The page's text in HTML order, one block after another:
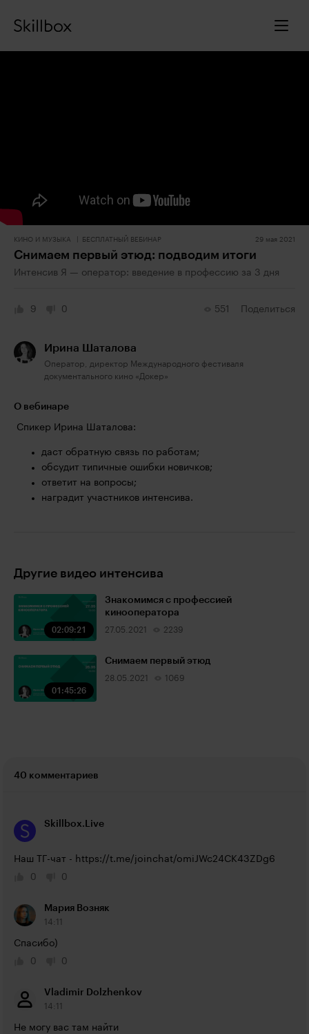
КИНО И МУЗЫКА БЕСПЛАТНЫЙ ВЕБИНАР 29 мая 2021
Снимаем первый этюд: подводим итоги
Интенсив Я — оператор: введение в профессию за 3 дня
9 0 551 Поделиться
Ирина Шаталова
Оператор, директор Международного фестиваля
документального кино «Докер»
О вебинаре
Спикер Ирина Шаталова:
даст обратную связь по работам;
обсудит типичные ошибки новичков;
ответит на вопросы;
наградит участников интенсива.
Другие видео интенсива
02:09:21
Знакомимся с профессией
кинооператора
27.05.2021 2239
01:45:26
Снимаем первый этюд
28.05.2021 1069
40 комментариев
Skillbox.Live
Наш ТГ-чат - https://t.me/joinchat/omiJWc24CK43ZDg6
0
0
Мария Возняк
14:11
Спасибо)
0
0
Vladimir Dolzhenkov
14:11
Не могу вас там найти